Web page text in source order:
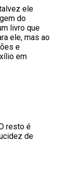
ele
do
livro que
ele, mas ao
e
em
resto é
de